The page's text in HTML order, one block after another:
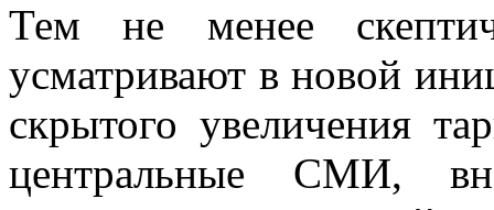
Тем не менее
усматривают в новой
скрытого увеличения
центральные СМИ,